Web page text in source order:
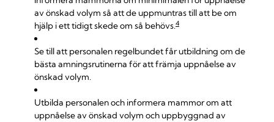
av önskad volym så att de uppmuntras till att be om
hjälp i ett tidigt skede om så behövs.4
Se till att personalen regelbundet får utbildning om de
bästa amningsrutinerna för att främja uppnåelse av
önskad volym.
Utbilda personalen och informera mammor om att
uppnåelse av önskad volym och uppbyggnad av